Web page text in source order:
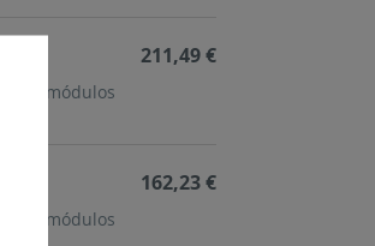
C - 3 módulos
211,49 €
C - 3 módulos
162,23 €